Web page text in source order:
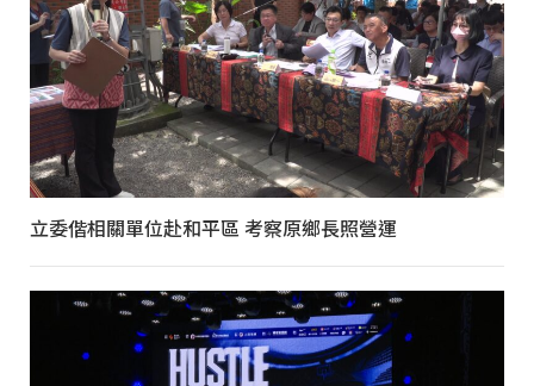
立委偕相關單位赴和平區 考察原鄉長照營運